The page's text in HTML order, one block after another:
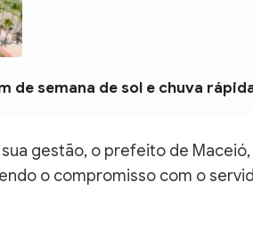
de semana de sol e chuva
gestão, o prefeito de
o compromisso com o